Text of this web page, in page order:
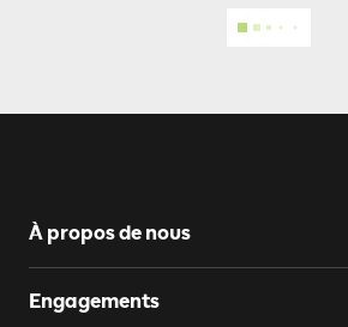
À propos de nous
Engagements